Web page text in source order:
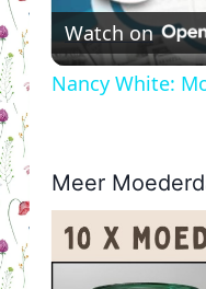
Watch on
Nancy White:
Meer